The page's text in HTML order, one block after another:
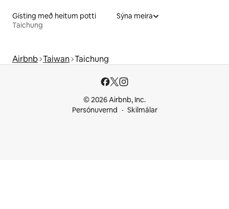
Gisting með heitum potti
Taichung
Sýna meira
Airbnb Taiwan Taichung
© 2026 Airbnb, Inc.
Persónuvernd
Skilmálar